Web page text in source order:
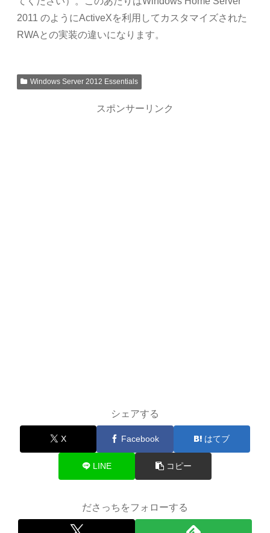
2011 のようにActiveXを利用してカスタマイズされた
RWAとの実装の違いになります。
Windows Server 2012 Essentials
スポンサーリンク
シェアする
X Facebook はてブ
LINE コピー
ださっちをフォローする